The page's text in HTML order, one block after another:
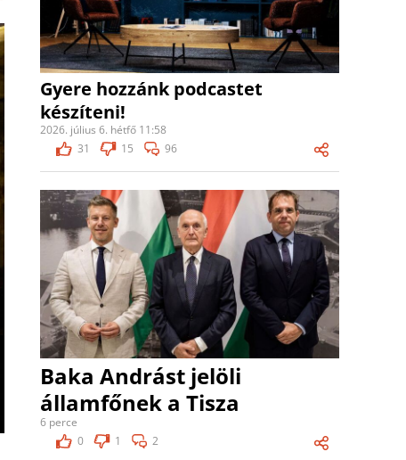
Gyere hozzánk podcastet
készíteni!
2026. július 6. hétfő 11:58
31
15 96
Baka Andrást jelöli
államfőnek a Tisza
6 perce
0
1 2